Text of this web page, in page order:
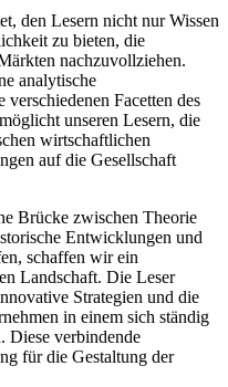
den Lesern nicht nur Wissen
zu bieten, die
nachzuvollziehen.
analytische
Facetten des
unseren Lesern, die
wirtschaftlichen
auf die Gesellschaft
Brücke zwischen Theorie
Entwicklungen und
schaffen wir ein
Landschaft. Die Leser
Strategien und die
in einem sich ständig
Diese verbindende
für die Gestaltung der